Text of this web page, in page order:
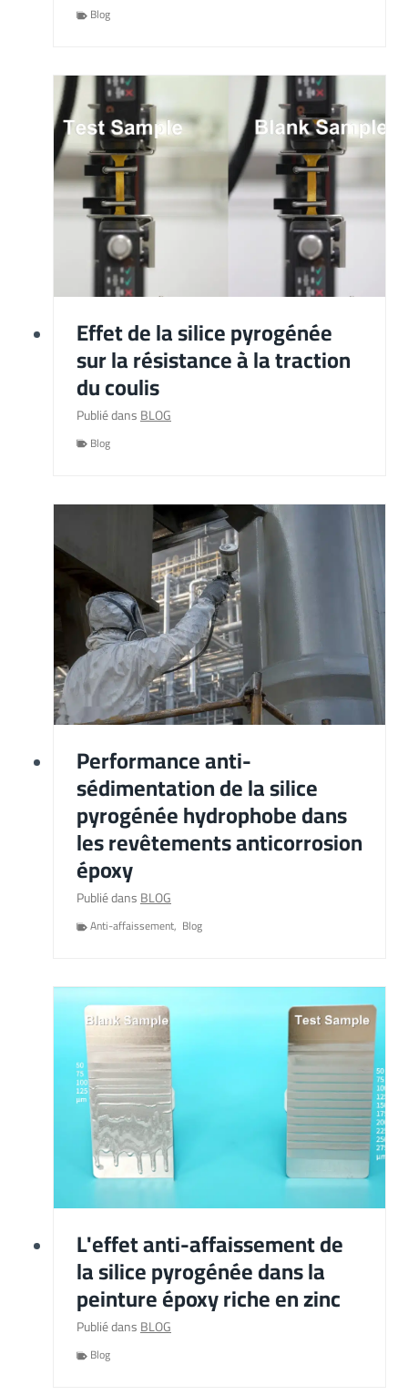
Blog
Effet de la silice pyrogénée
sur la résistance à la traction
du coulis
Publié dansBLOG
Blog
Performance anti-
sédimentation de la silice
pyrogénée hydrophobe dans
les revêtements anticorrosion
époxy
Publié dansBLOG
Anti-affaissement, Blog
L'effet anti-affaissement de
la silice pyrogénée dans la
peinture époxy riche en zinc
Publié dansBLOG
Blog